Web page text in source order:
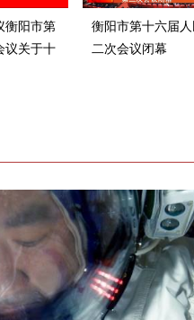
衡阳市第
议关于十
衡阳市第十六届
二次会议闭幕